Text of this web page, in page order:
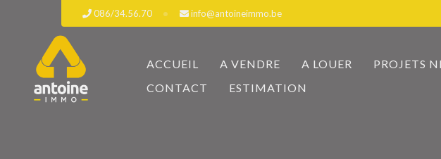
086/34.56.70 info@antoineimmo.be
ACCUEIL A VENDRE A LOUER PROJETS
CONTACT
ESTIMATION